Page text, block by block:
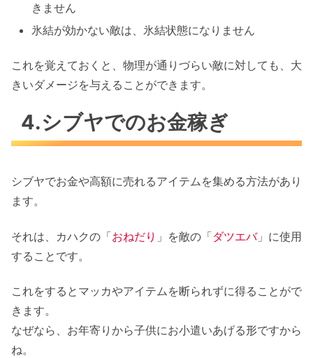
きません
氷結が効かない敵は、氷結状態になりません
これを覚えておくと、物理が通りづらい敵に対しても、大
きいダメージを与えることができます。
4.シブヤでのお金稼ぎ
シブヤでお金や高額に売れるアイテムを集める方法があり
ます。
それは、カハクの「おねだり 」を敵の「ダツエバ」に使用
することです。
これをするとマッカやアイテムを断られずに得ることがで
きます。
なぜなら、お年寄りから子供にお小遣いあげる形ですから
ね。